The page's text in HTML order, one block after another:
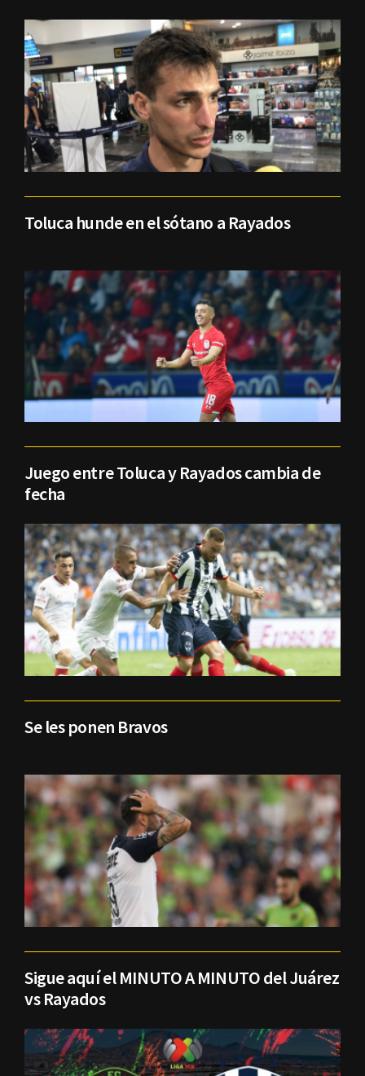
Toluca hunde en el sótano a Rayados
Juego entre Toluca y Rayados cambia de
fecha
Se les ponen Bravos
Sigue aquí el MINUTO A MINUTO del Juárez
vs Rayados